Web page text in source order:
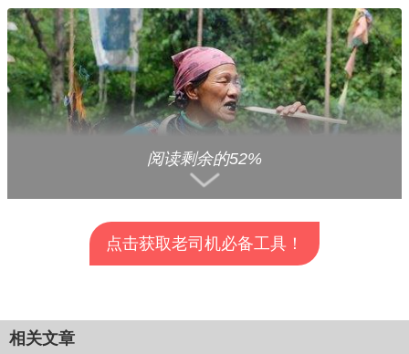
教的典籍中都有记载，但这还是一种超脱物理的存在。
阅读剩余的52%
点击获取老司机必备工具！
相关文章